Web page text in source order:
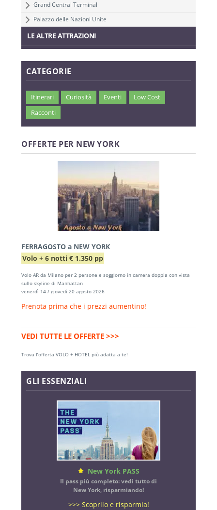
Grand Central Terminal
Palazzo delle Nazioni Unite
LE ALTRE ATTRAZIONI
CATEGORIE
Itinerari Curiosità Eventi
Low Cost
Racconti
OFFERTE PER NEW YORK
FERRAGOSTO a NEW YORK
Volo + 6 notti € 1.350 pp
Volo AR da Milano per 2 persone e soggiorno in camera doppia con vista
sullo skyline di Manhattan
venerdì 14 / giovedì 20 agosto 2026
Prenota prima che i prezzi aumentino!
VEDI TUTTE LE OFFERTE >>>
Trova l’offerta VOLO + HOTEL più adatta a te!
GLI ESSENZIALI
New York PASS
Il pass più completo: vedi tutto di
New York, risparmiando!
>>> Scoprilo e risparmia!